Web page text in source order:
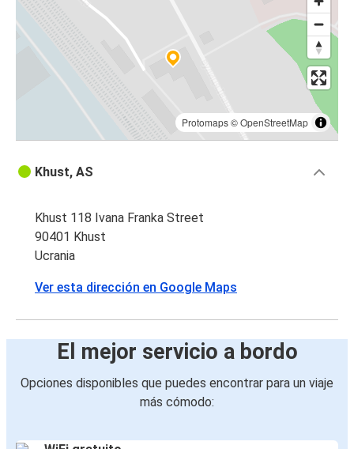
Protomaps©OpenStreetMap
Khust, AS
Khust 118 Ivana Franka Street
90401 Khust
Ucrania
Ver esta dirección en Google Maps
El mejor servicio a bordo
Opciones disponibles que puedes encontrar para un viaje
más cómodo: